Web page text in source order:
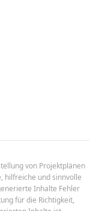
von Projektplänen
hilfreiche und sinnvolle
Inhalte Fehler
für die Richtigkeit,